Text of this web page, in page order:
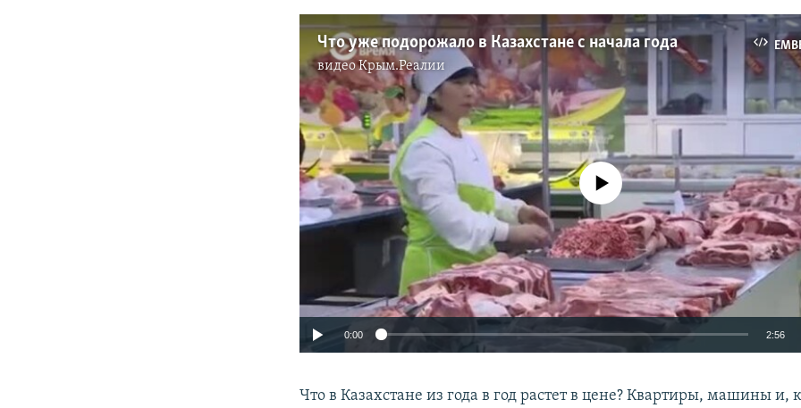
Что уже подорожало в Казахстане с начала года
видеоКрым.Реалии
No media source currently available
0:00 2:56
Что в Казахстане из года в год растет в цене? Квартиры, машины и,